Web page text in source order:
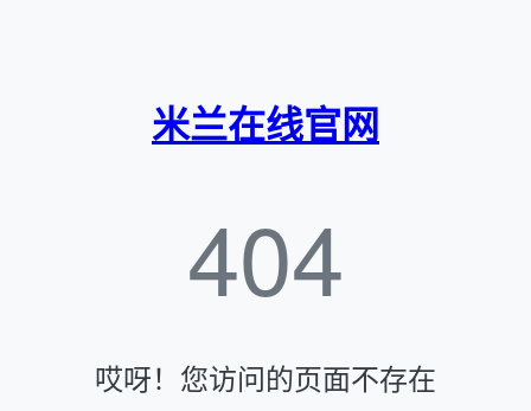
米兰在线官网
404
哎呀！您访问的页面不存在